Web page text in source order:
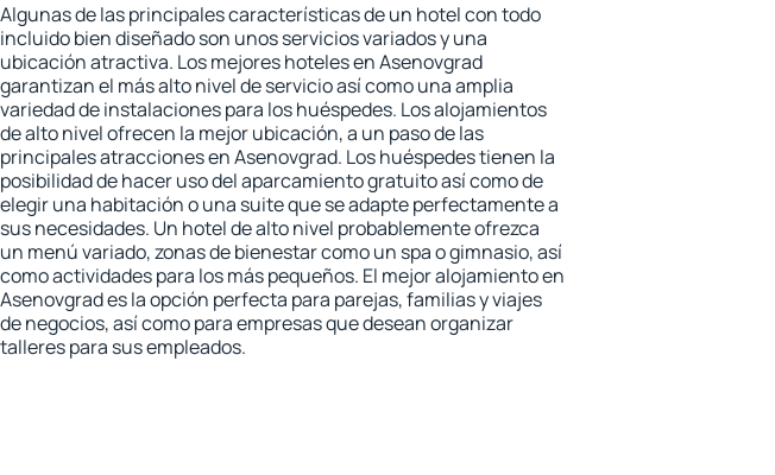
Algunas de las principales características de un hotel con todo
incluido bien diseñado son unos servicios variados y una
ubicación atractiva. Los mejores hoteles en Asenovgrad
garantizan el más alto nivel de servicio así como una amplia
variedad de instalaciones para los huéspedes. Los alojamientos
de alto nivel ofrecen la mejor ubicación, a un paso de las
principales atracciones en Asenovgrad. Los huéspedes tienen la
posibilidad de hacer uso del aparcamiento gratuito así como de
elegir una habitación o una suite que se adapte perfectamente a
sus necesidades. Un hotel de alto nivel probablemente ofrezca
un menú variado, zonas de bienestar como un spa o gimnasio, así
como actividades para los más pequeños. El mejor alojamiento en
Asenovgrad es la opción perfecta para parejas, familias y viajes
de negocios, así como para empresas que desean organizar
talleres para sus empleados.